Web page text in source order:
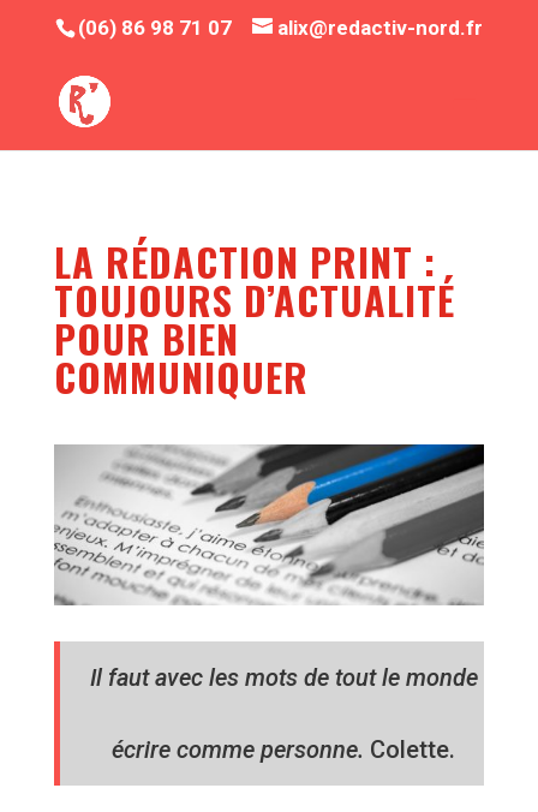
(06) 86 98 71 07 alix@redactiv-nord.fr
LA RÉDACTION PRINT :
TOUJOURS D’ACTUALITÉ
POUR BIEN
COMMUNIQUER
Il faut avec les mots de tout le monde
écrire comme personne. Colette.